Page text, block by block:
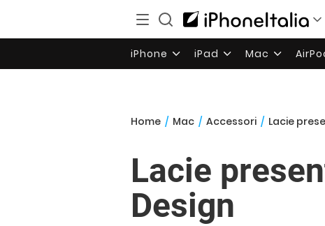
iPhone iPad Mac
Home / Mac / Accessori / Lacie
Lacie
Design